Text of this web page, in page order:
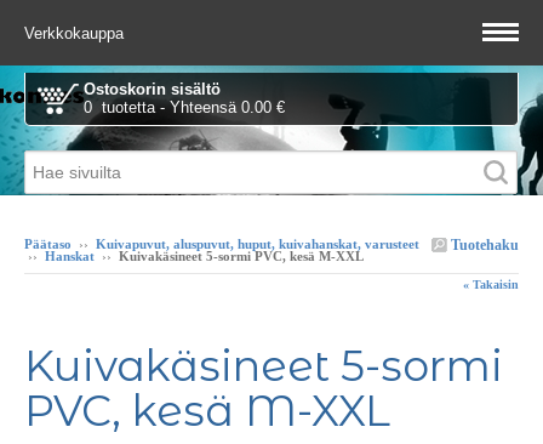
Verkkokauppa
Ostoskorin sisältö
0 tuotetta - Yhteensä 0.00 €
Tuotehaku
Päätaso ›› Kuivapuvut, aluspuvut, huput, kuivahanskat, varusteet
›› Hanskat ›› Kuivakäsineet 5-sormi PVC, kesä M-XXL
« Takaisin
Kuivakäsineet 5-sormi
PVC, kesä M-XXL